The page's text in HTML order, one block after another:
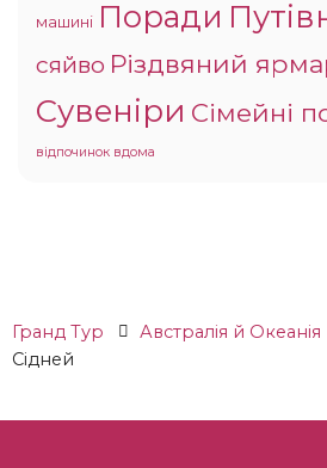
машині Поради
сяйво Різдвяний
Сувеніри Сімейні
відпочинок вдома
Гранд Тур Австралія й Океанія
Сідней